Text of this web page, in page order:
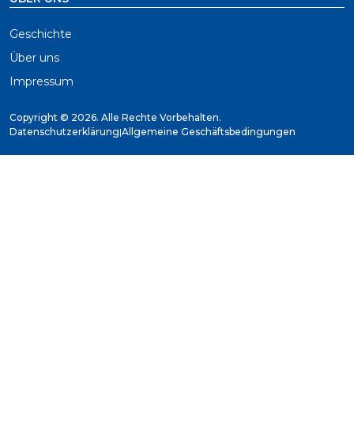
Geschichte
Über uns
Impressum
Copyright © 2026. Alle Rechte Vorbehalten.
Datenschutzerklärung|Allgemeine Geschäftsbedingungen